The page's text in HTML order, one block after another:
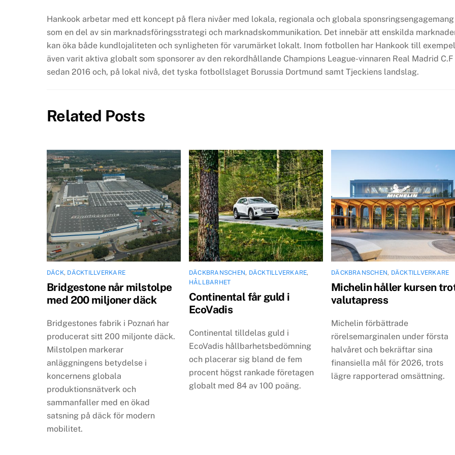
Hankook arbetar med ett koncept på flera nivåer med lokala, regionala och globala sponsringsengagemang
som en del av sin marknadsföringsstrategi och marknadskommunikation. Det innebär att enskilda
kan öka både kundlojaliteten och synligheten för varumärket lokalt. Inom fotbollen har Hankook till exempel
även varit aktiva globalt som sponsorer av den rekordhållande Champions League-vinnaren Real Madrid C.F
sedan 2016 och, på lokal nivå, det tyska fotbollslaget Borussia Dortmund samt Tjeckiens landslag.
Related Posts
DÄCK, DÄCKTILLVERKARE
Bridgestone når milstolpe
med 200 miljoner däck
Bridgestones fabrik i Poznań har
producerat sitt 200 miljonte däck.
Milstolpen markerar
anläggningens betydelse i
koncernens globala
produktionsnätverk och
sammanfaller med en ökad
satsning på däck för modern
mobilitet.
DÄCKBRANSCHEN, DÄCKTILLVERKARE,
HÅLLBARHET
Continental får guld i
EcoVadis
Continental tilldelas guld i
EcoVadis hållbarhetsbedömning
och placerar sig bland de fem
procent högst rankade företagen
globalt med 84 av 100 poäng.
DÄCKBRANSCHEN, DÄCKTILLVERKARE
Michelin håller kursen
valutapress
Michelin förbättrade
rörelsemarginalen under första
halvåret och bekräftar sina
finansiella mål för 2026, trots
lägre rapporterad omsättning.